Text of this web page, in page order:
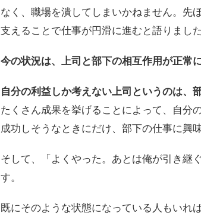
なく、職場を潰してしまいかねません。先
支えることで仕事が円滑に進むと語りました
今の状況は、上司と部下の相互作用が正常
自分の利益しか考えない上司というのは、
たくさん成果を挙げることによって、自分
成功しそうなときにだけ、部下の仕事に興
そして、「よくやった。あとは俺が引き継
す。
既にそのような状態になっている人もいれ